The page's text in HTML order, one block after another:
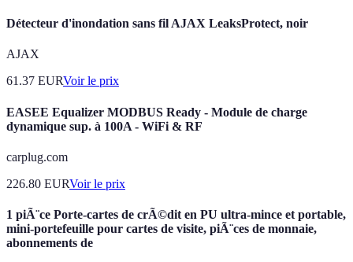
Détecteur d'inondation sans fil AJAX LeaksProtect, noir
AJAX
61.37 EURVoir le prix
EASEE Equalizer MODBUS Ready - Module de charge
dynamique sup. à 100A - WiFi & RF
carplug.com
226.80 EURVoir le prix
1 piÃ¨ce Porte-cartes de crÃ©dit en PU ultra-mince et portable,
mini-portefeuille pour cartes de visite, piÃ¨ces de monnaie,
abonnements de